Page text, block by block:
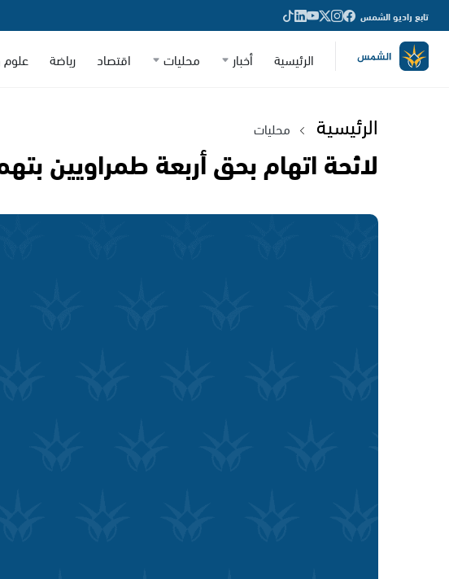
تابع راديو الشمس
الرئيسية أخبار محليات اقتصاد رياضة علوم
الرئيسية محليات
لائحة اتهام بحق أربعة طمراويين